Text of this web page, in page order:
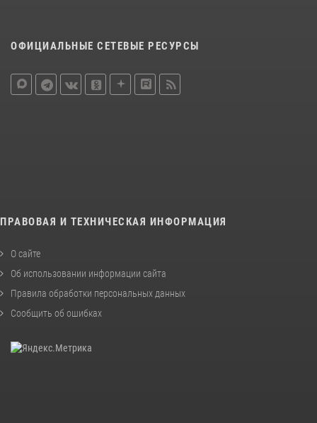
ОФИЦИАЛЬНЫЕ СЕТЕВЫЕ РЕСУРСЫ
ПРАВОВАЯ И ТЕХНИЧЕСКАЯ ИНФОРМАЦИЯ
О сайте
Об использовании информации сайта
Правила обработки персональных данных
Сообщить об ошибках